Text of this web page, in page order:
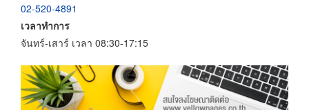
02-520-4891
เวลาทำการ
จันทร์-เสาร์ เวลา 08:30-17:15